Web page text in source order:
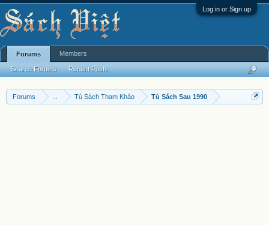
Log in or Sign up
Forums Tủ Sách Tham Khảo Tủ Sách Sau 1990
Forums
Search Forums Recent Posts
Members